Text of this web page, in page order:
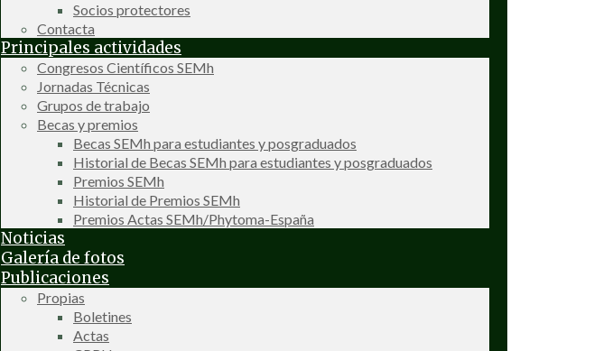
Socios protectores
Contacta
Principales actividades
Congresos Científicos SEMh
Jornadas Técnicas
Grupos de trabajo
Becas y premios
Becas SEMh para estudiantes y posgraduados
Historial de Becas SEMh para estudiantes y posgraduados
Premios SEMh
Historial de Premios SEMh
Premios Actas SEMh/Phytoma-España
Noticias
Galería de fotos
Publicaciones
Propias
Boletines
Actas